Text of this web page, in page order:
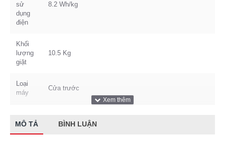
sử
dụng
điện
8.2 Wh/kg
Khối
lượng
giặt
10.5 Kg
Loại
máy
Cửa trước
độ
quay
1400 vòng/phút
MÔ TẢ BÌNH LUẬN